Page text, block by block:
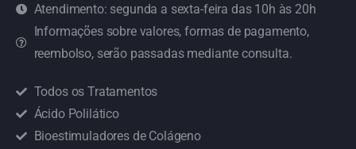
Atendimento: segunda a sexta-feira das 10h às 20h
Informações sobre valores, formas de pagamento,
reembolso, serão passadas mediante consulta.
Todos os Tratamentos
Ácido Polilático
Bioestimuladores de Colágeno